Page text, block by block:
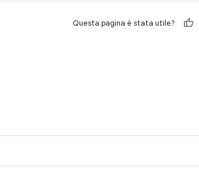
Questa pagina è stata utile?